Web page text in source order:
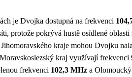
je Dvojka dostupná na frekvenci
protože pokrývá hustě osídlené
kraje mohou Dvojku
kraj využívají frekvenci
frekvenci 102,3 MHz a